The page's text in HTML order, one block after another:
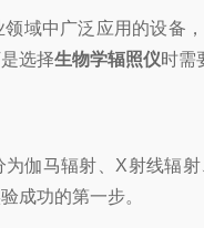
中广泛应用的设备，
选择生物学辐照仪时需
马辐射、X射线辐射
成功的第一步。